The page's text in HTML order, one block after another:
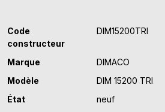
Code
constructeur
DIM15200TRI
Marque
DIMACO
Modèle
DIM 15200 TRI
État
neuf